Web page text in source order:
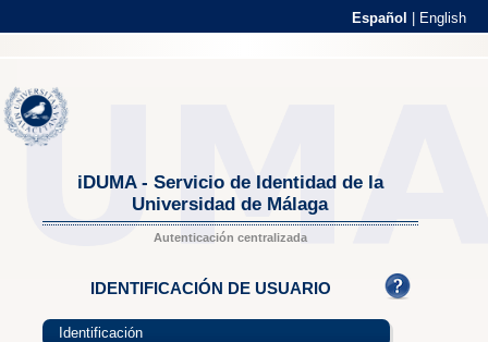
Español English
iDUMA - Servicio de Identidad de la
Universidad de Málaga
Autenticación centralizada
IDENTIFICACIÓN DE USUARIO
Identificación